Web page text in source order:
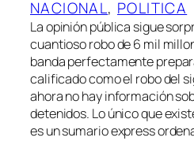
NACIONAL, POLITICA
La opinión pública sigue
cuantioso robo de 6 mil
banda perfectamente
calificado como el robo del
ahora no hay información
detenidos. Lo único que
es un sumario express